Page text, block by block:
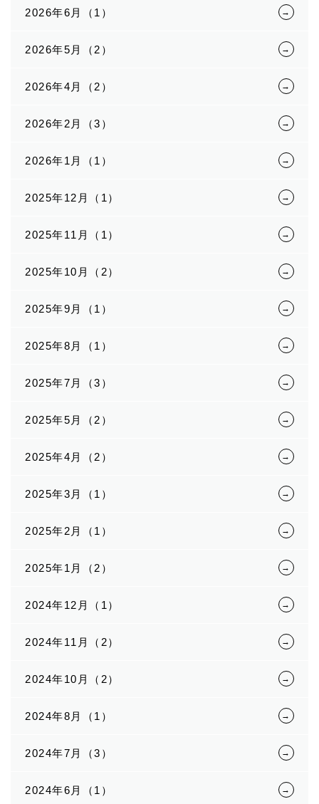
2026年6月（1）
2026年5月（2）
2026年4月（2）
2026年2月（3）
2026年1月（1）
2025年12月（1）
2025年11月（1）
2025年10月（2）
2025年9月（1）
2025年8月（1）
2025年7月（3）
2025年5月（2）
2025年4月（2）
2025年3月（1）
2025年2月（1）
2025年1月（2）
2024年12月（1）
2024年11月（2）
2024年10月（2）
2024年8月（1）
2024年7月（3）
2024年6月（1）